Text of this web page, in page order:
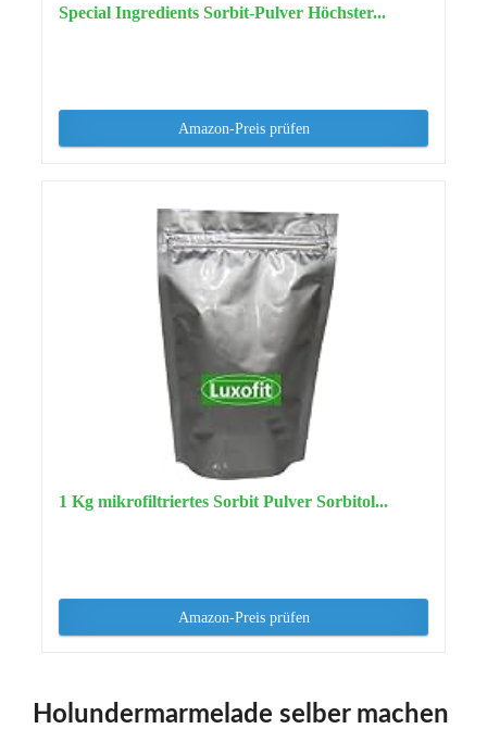
Special Ingredients Sorbit-Pulver Höchster...
Amazon-Preis prüfen
1 Kg mikrofiltriertes Sorbit Pulver Sorbitol...
Amazon-Preis prüfen
Holundermarmelade selber machen